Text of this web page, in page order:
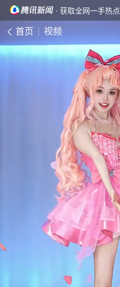
· 获取全网一手热点
首页 视频